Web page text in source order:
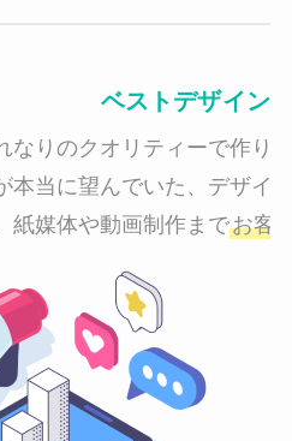
ベストデザイン
なりのクオリティーで作り
本当に望んでいた、デザイ
紙媒体や動画制作までお客